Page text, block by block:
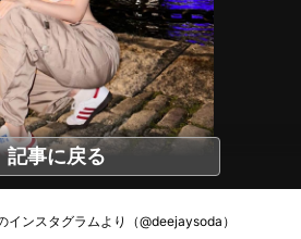
記事に戻る
インスタグラムより（@deejaysoda）